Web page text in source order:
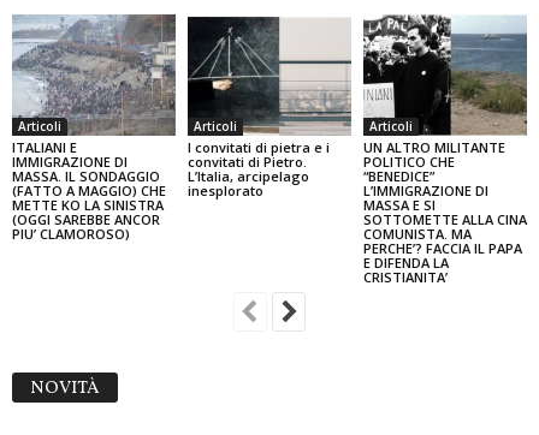
Articoli
ITALIANI E
IMMIGRAZIONE DI
MASSA. IL SONDAGGIO
(FATTO A MAGGIO) CHE
METTE KO LA SINISTRA
(OGGI SAREBBE ANCOR
PIU’ CLAMOROSO)
Articoli
I convitati di pietra e i
convitati di Pietro.
L’Italia, arcipelago
inesplorato
Articoli
UN ALTRO MILITANTE
POLITICO CHE
“BENEDICE”
L’IMMIGRAZIONE DI
MASSA E SI
SOTTOMETTE ALLA CINA
COMUNISTA. MA
PERCHE’? FACCIA IL PAPA
E DIFENDA LA
CRISTIANITA’
NOVITÀ